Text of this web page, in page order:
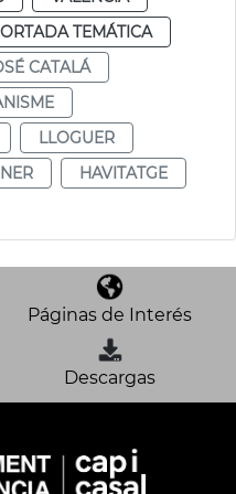
TEMÁTICA
CATALÁ
LLOGUER
HAVITATGE
Páginas de Interés
Descargas